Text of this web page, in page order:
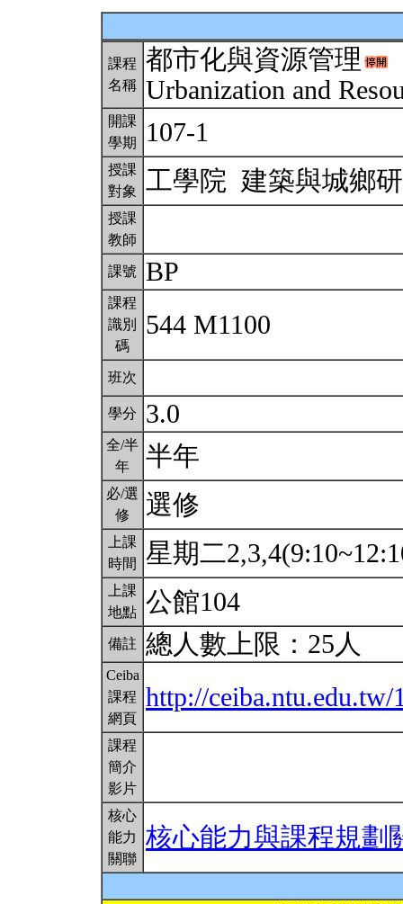
課程
名稱
都市化與資源管理
Urbanization and
開課
學期
107-1
授課
對象
工學院 建築與城鄉
授課
教師
課號 BP
課程
識別
碼
544 M1100
班次
學分 3.0
全/半
年
半年
必/選
修
選修
上課
時間
星期二
上課
地點 公館104
備註 總人數上限：25人
Ceiba
課程
網頁
http://ceiba.ntu.edu.tw/
課程
簡介
影片
核心
能力
關聯
核心能力與課程規劃